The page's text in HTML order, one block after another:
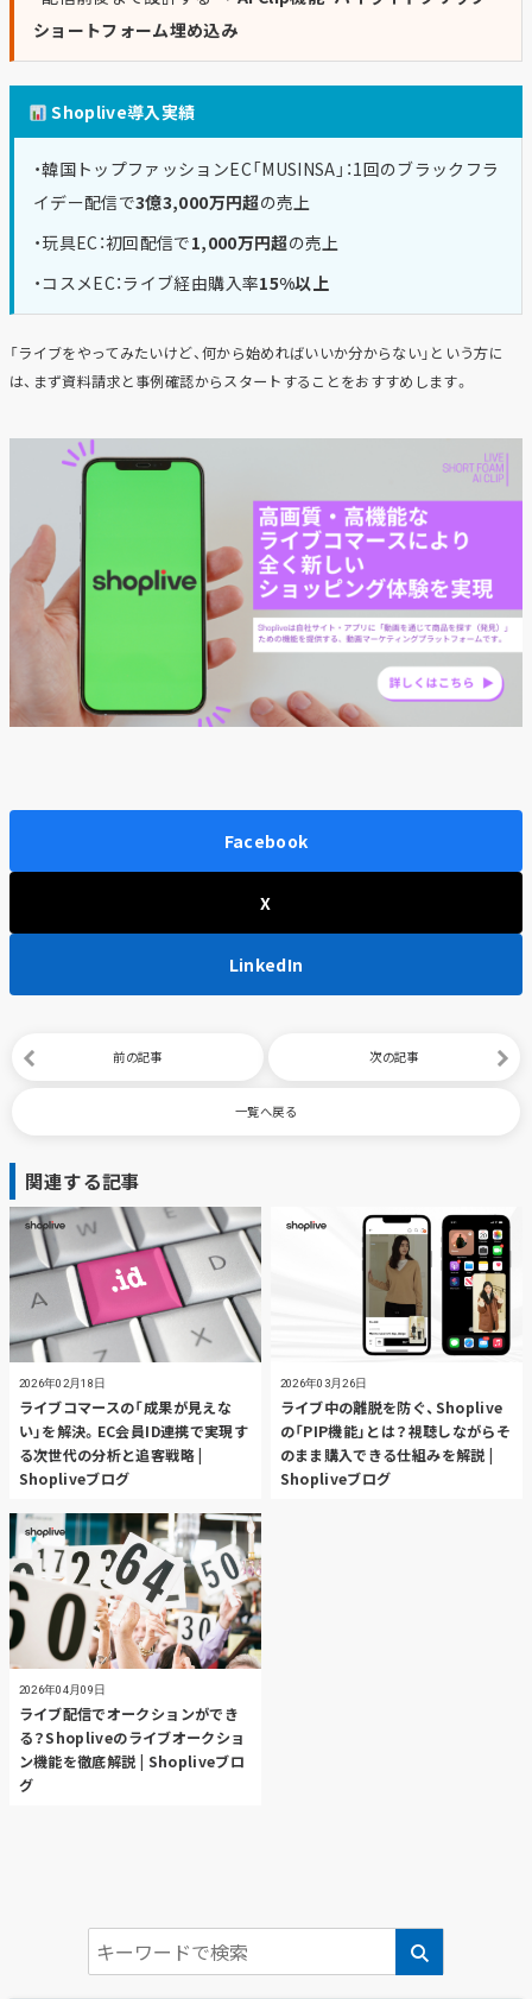
ショートフォーム埋め込み
Shoplive導入実績
・韓国トップファッションEC「MUSINSA」：1回のブラックフラ
イデー配信で3億3,000万円超の売上
・玩具EC：初回配信で1,000万円超の売上
・コスメEC：ライブ経由購入率15%以上
「ライブをやってみたいけど、何から始めればいいか分からない」という方に
は、まず資料請求と事例確認からスタートすることをおすすめします。
Facebook
X
LinkedIn
前の記事 次の記事
一覧へ戻る
関連する記事
2026年02月18日
ライブコマースの「成果が見えな
い」を解決。EC会員ID連携で実現す
る次世代の分析と追客戦略 |
Shopliveブログ
2026年03月26日
ライブ中の離脱を防ぐ、Shoplive
の「PIP機能」とは？視聴しながらそ
のまま購入できる仕組みを解説 |
Shopliveブログ
2026年04月09日
ライブ配信でオークションができ
る？Shopliveのライブオークショ
ン機能を徹底解説 | Shopliveブロ
グ